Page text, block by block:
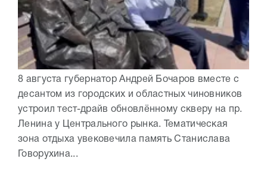
8 августа губернатор Андрей Бочаров вместе с
десантом из городских и областных чиновников
устроил тест-драйв обновлённому скверу на пр.
Ленина у Центрального рынка. Тематическая
зона отдыха увековечила память Станислава
Говорухина...